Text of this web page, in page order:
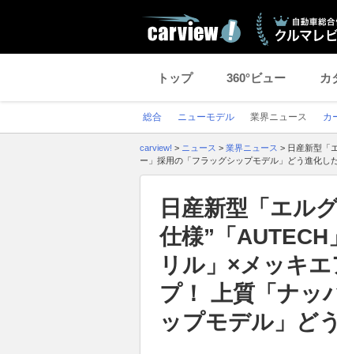
トップ 360°ビュー カ
総合 ニューモデル 業界ニュース カ
carview! > ニュース > 業界ニュース > 日産新型「
ー」採用の「フラッグシップモデル」どう進化し
日産新型「エル
仕様”「
リル」×メッキ
プ！ 上質「ナッ
ップモデル」ど